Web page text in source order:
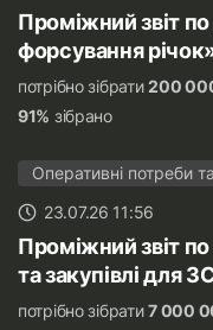
Проміжний звіт
форсування
потрібно зібрати200
91% зібрано
Оперативні потреби
23.07.26 11:56
Проміжний звіт
та закупівлі для
потрібно зібрати7 000